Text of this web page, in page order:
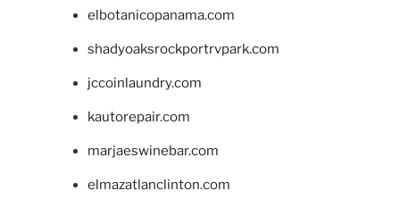
elbotanicopanama.com
shadyoaksrockportrvpark.com
jccoinlaundry.com
kautorepair.com
marjaeswinebar.com
elmazatlanclinton.com